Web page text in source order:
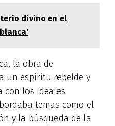
divino en el
la obra de
un espíritu rebelde y
con los ideales
temas como el
y la búsqueda de la